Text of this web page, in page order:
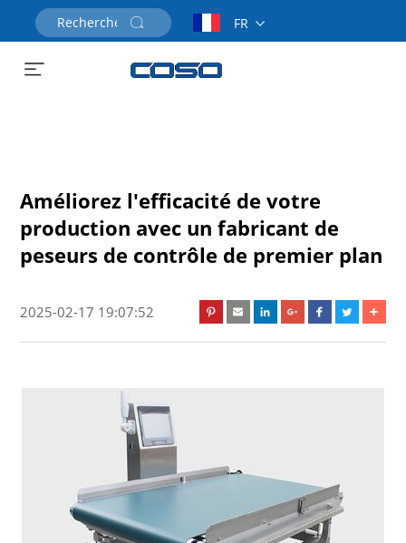
FR
Améliorez l'efficacité de votre
production avec un fabricant de
peseurs de contrôle de premier plan
2025-02-17 19:07:52